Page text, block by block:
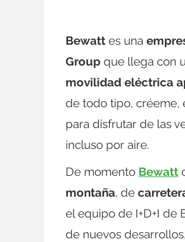
Bewatt es una
Group que llega con
movilidad eléctrica
de todo tipo, créeme,
para disfrutar de las
incluso por aire.
De momento Bewatt
montaña, de
el equipo de I+D+I de
de nuevos